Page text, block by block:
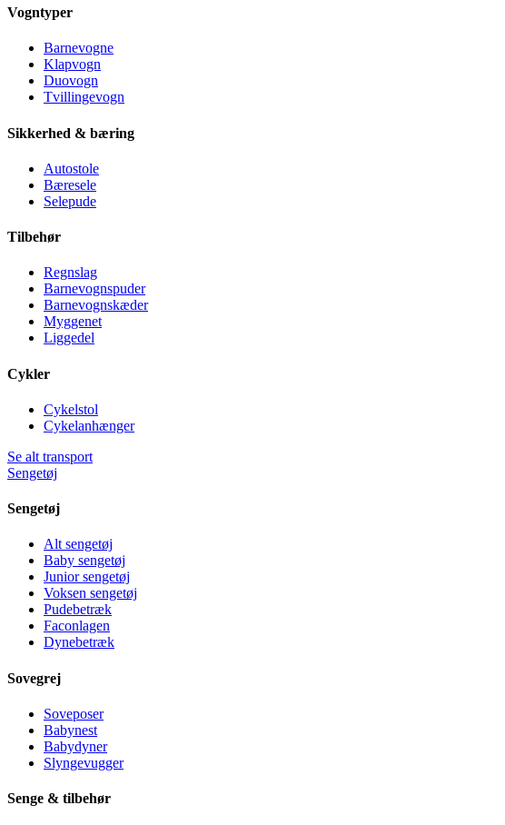
Vogntyper
Barnevogne
Klapvogn
Duovogn
Tvillingevogn
Sikkerhed & bæring
Autostole
Bæresele
Selepude
Tilbehør
Regnslag
Barnevognspuder
Barnevognskæder
Myggenet
Liggedel
Cykler
Cykelstol
Cykelanhænger
Se alt transport
Sengetøj
Sengetøj
Alt sengetøj
Baby sengetøj
Junior sengetøj
Voksen sengetøj
Pudebetræk
Faconlagen
Dynebetræk
Sovegrej
Soveposer
Babynest
Babydyner
Slyngevugger
Senge & tilbehør